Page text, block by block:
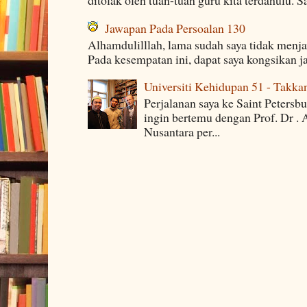
Jawapan Pada Persoalan 130
Alhamdulilllah, lama sudah saya tidak
Pada kesempatan ini, dapat saya kongsikan
Universiti Kehidupan 51 -
Perjalanan saya ke Saint
ingin bertemu dengan Prof. Dr
Nusantara per...